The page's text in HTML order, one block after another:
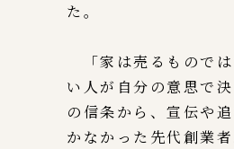
た。
「家は売るもので
い人が自分の意思で
の信条から、宣伝や
かなかった先代創業者